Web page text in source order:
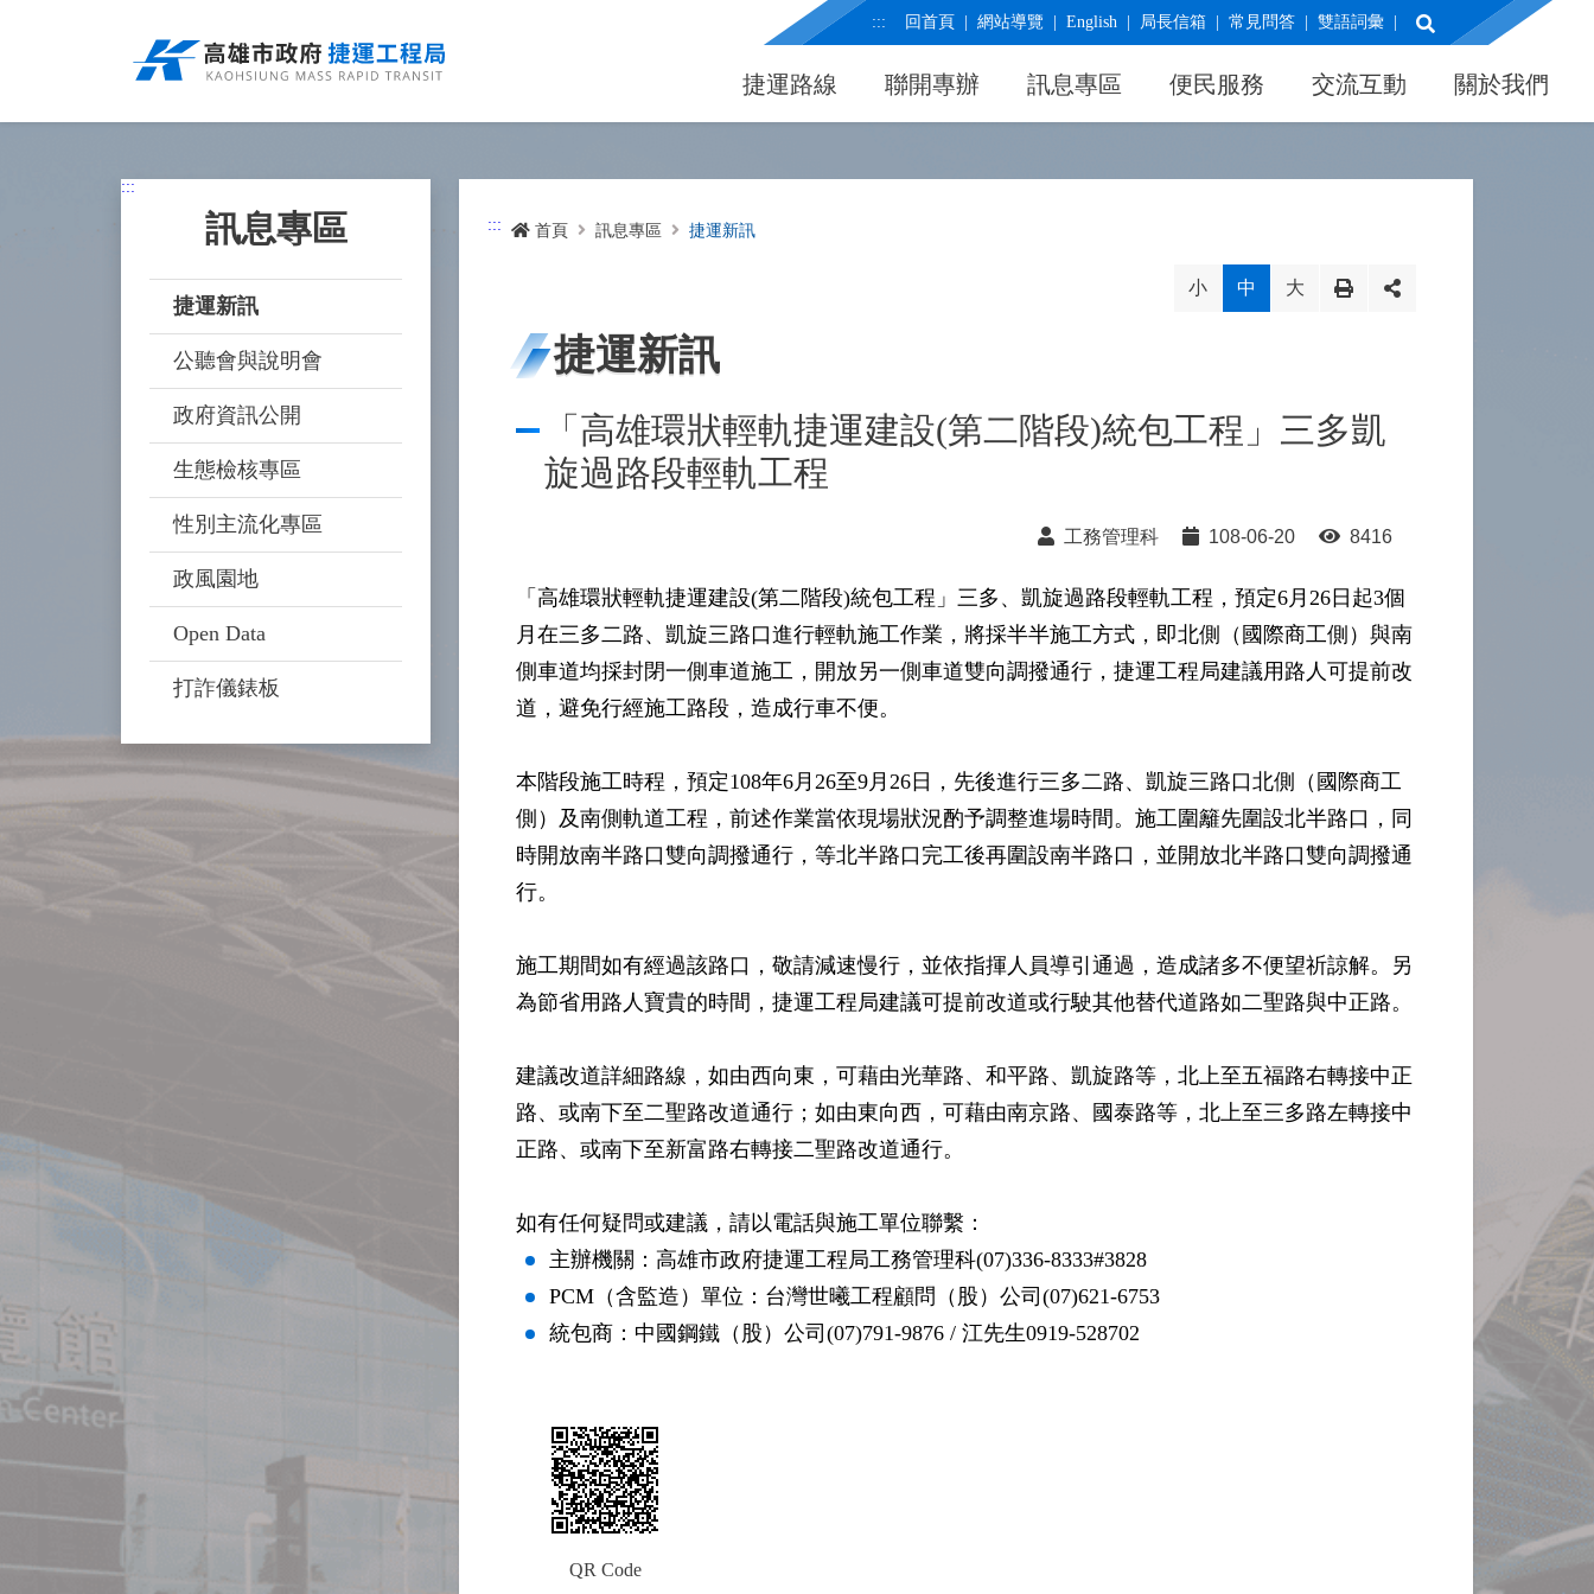
::: 回首頁 網站導覽 English 局長信箱 常見問答 雙語詞彙 展開搜尋
捷運路線 聯開專辦 訊息專區 便民服務 交流互動 關於我們
:::
訊息專區
捷運新訊
公聽會與說明會
政府資訊公開
生態檢核專區
性別主流化專區
政風園地
Open Data
打詐儀錶板
::: 首頁 訊息專區 捷運新訊
小 中 大
捷運新訊
「高雄環狀輕軌捷運建設(第二階段)統包工程」三多凱
旋過路段輕軌工程
工務管理科 108-06-20 8416
「高雄環狀輕軌捷運建設(第二階段)統包工程」三多、凱旋過路段輕軌工程，預定6月26日起3個
月在三多二路、凱旋三路口進行輕軌施工作業，將採半半施工方式，即北側（國際商工側）與南
側車道均採封閉一側車道施工，開放另一側車道雙向調撥通行，捷運工程局建議用路人可提前改
道，避免行經施工路段，造成行車不便。
本階段施工時程，預定108年6月26至9月26日，先後進行三多二路、凱旋三路口北側（國際商工
側）及南側軌道工程，前述作業當依現場狀況酌予調整進場時間。施工圍籬先圍設北半路口，同
時開放南半路口雙向調撥通行，等北半路口完工後再圍設南半路口，並開放北半路口雙向調撥通
行。
施工期間如有經過該路口，敬請減速慢行，並依指揮人員導引通過，造成諸多不便望祈諒解。另
為節省用路人寶貴的時間，捷運工程局建議可提前改道或行駛其他替代道路如二聖路與中正路。
建議改道詳細路線，如由西向東，可藉由光華路、和平路、凱旋路等，北上至五福路右轉接中正
路、或南下至二聖路改道通行；如由東向西，可藉由南京路、國泰路等，北上至三多路左轉接中
正路、或南下至新富路右轉接二聖路改道通行。
如有任何疑問或建議，請以電話與施工單位聯繫：
主辦機關：高雄市政府捷運工程局工務管理科(07)336-8333#3828
PCM（含監造）單位：台灣世曦工程顧問（股）公司(07)621-6753
統包商：中國鋼鐵（股）公司(07)791-9876 / 江先生0919-528702
QR Code